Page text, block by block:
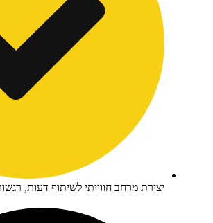
מרחב חווייתי לשיתוף דעות, רגשות ותובנות